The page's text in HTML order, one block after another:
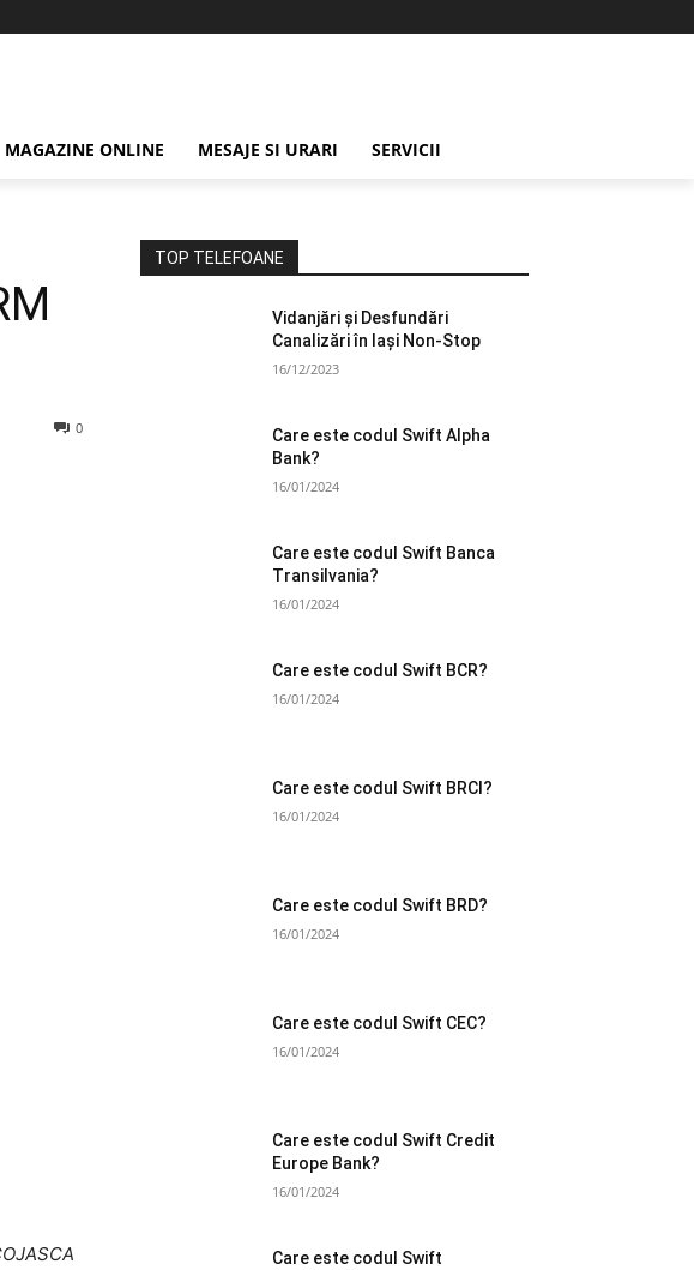
MAGAZINE ONLINE MESAJE SI URARI SERVICII
0
TOP TELEFOANE
Vidanjări și Desfundări
Canalizări în Iași Non-Stop
16/12/2023
Care este codul Swift Alpha
Bank?
16/01/2024
Care este codul Swift Banca
Transilvania?
16/01/2024
Care este codul Swift BCR?
16/01/2024
Care este codul Swift BRCI?
16/01/2024
Care este codul Swift BRD?
16/01/2024
Care este codul Swift CEC?
16/01/2024
Care este codul Swift Credit
Europe Bank?
16/01/2024
Care este codul Swift